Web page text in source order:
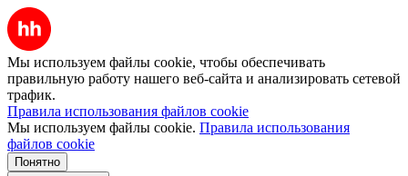
Мы используем файлы cookie, чтобы обеспечивать
правильную работу нашего веб-сайта и анализировать сетевой
трафик.
Правила использования файлов cookie
Мы используем файлы cookie. Правила использования
файлов cookie
Понятно